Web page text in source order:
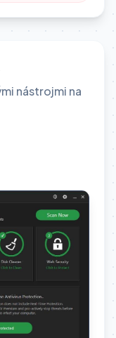
nástrojmi na